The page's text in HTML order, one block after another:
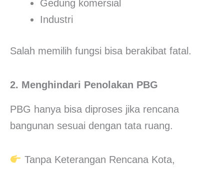
Gedung komersial
Industri
Salah memilih fungsi bisa berakibat fatal.
2. Menghindari Penolakan PBG
PBG hanya bisa diproses jika rencana
bangunan sesuai dengan tata ruang.
Tanpa Keterangan Rencana Kota,